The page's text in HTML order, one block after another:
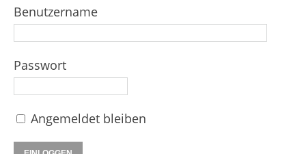
Benutzername
Passwort
Angemeldet bleiben